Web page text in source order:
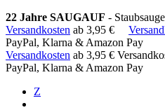
22 Jahre SAUGAUF -
Versandkosten ab 3,95 €
PayPal, Klarna & Amazon Pay
Versandkosten ab 3,95 €
PayPal, Klarna & Amazon Pay
Z